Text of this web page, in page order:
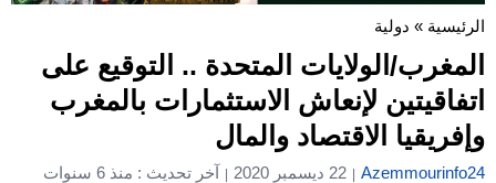
الرئيسية » دولية
المغرب/الولايات المتحدة .. التوقيع على
اتفاقيتين لإنعاش الاستثمارات بالمغرب
وإفريقيا الاقتصاد والمال
Azemmourinfo24 22 ديسمبر 2020 آخر تحديث : منذ 6 سنوات